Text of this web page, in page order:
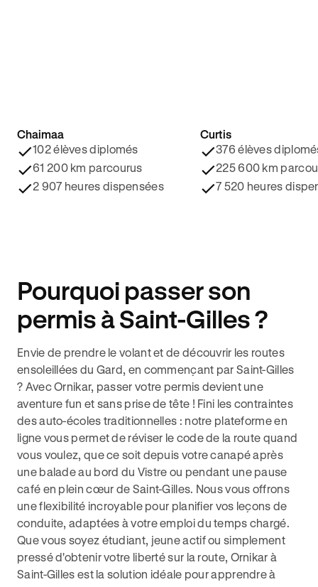
4.8/5 ⭐️
Chaimaa
102 élèves diplomés
61 200 km parcourus
2 907 heures dispensées
4.9/5 ⭐️
Curtis
376 élèves
225 600 km
7 520 heures
Pourquoi passer son
permis à Saint-Gilles ?
Envie de prendre le volant et de découvrir les routes
ensoleillées du Gard, en commençant par Saint-Gilles
? Avec Ornikar, passer votre permis devient une
aventure fun et sans prise de tête ! Fini les contraintes
des auto-écoles traditionnelles : notre plateforme en
ligne vous permet de réviser le code de la route quand
vous voulez, que ce soit depuis votre canapé après
une balade au bord du Vistre ou pendant une pause
café en plein cœur de Saint-Gilles. Nous vous offrons
une flexibilité incroyable pour planifier vos leçons de
conduite, adaptées à votre emploi du temps chargé.
Que vous soyez étudiant, jeune actif ou simplement
pressé d'obtenir votre liberté sur la route, Ornikar à
Saint-Gilles est la solution idéale pour apprendre à